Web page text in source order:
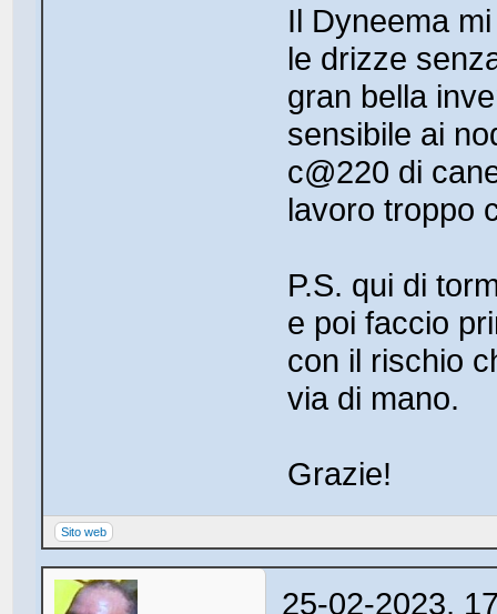
Il Dyneema
le drizze
gran bella
sensibile ai
c@220 di
lavoro troppo
P.S. qui di
e poi faccio
con il rischio
via di mano.
Grazie!
Sito web
25-02-2023,